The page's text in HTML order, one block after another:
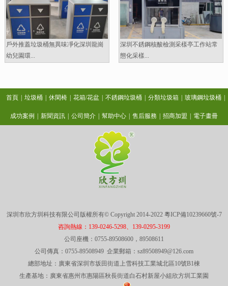
戶外推蓋垃圾桶無異味凈化深圳龍崗
幼兒園環...
深圳不銹鋼核酸檢測采樣亭工作站常
態化采樣...
首頁 垃圾桶 休閑椅 花箱/花盆 不銹鋼垃圾桶 分類垃圾箱 玻璃鋼垃圾桶
成功案例 新聞資訊 公司簡介 幫助中心 售后服務 招商加盟 電子畫冊
深圳市欣方圳科技有限公司版權所有© Copyright 2014-2022 粵ICP備10239660號-7
咨詢熱線：139-0246-5298、139-0295-3199
公司座機：0755-89508600，89508611
公司傳真：0755-89508949 企業郵箱：sz89508949@126.com
總部地址：廣東省深圳市坂田街道上雪科技工業城北區10號B1棟
生產基地：廣東省惠州市惠陽區秋長街道白石村新屋小組欣方圳工業園